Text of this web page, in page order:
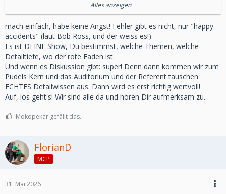
Am liebsten wäre mir ja so ein Thema wie die Vorstellung
einiger zeitgenössischer aber auch moderner Karten: Turbo,
Grafik, Soundkarten.
Wäre denn vielleicht jemand interessiert mit mir im Duo so
einen Vortrag zu machen?
Es soll ein einfacher Einblick in die Welt und die
Möglichkeiten sein, kein Vortrag für die Hardcore-Amigianer.
Mir ist schon klar, dass diese jedes Wort auf die Goldwaage
nehmen und jedes versehentlich falsch verkündete Bit
Also...hätte jemand Lust mit mir etwas zu erzählen und
auch vllt Teil seiner Hardware mit vorzustellen?
Alles anzeigen
mach einfach, habe keine Angst! Fehler gibt es nicht, nur "happy
accidents" (laut Bob Ross, und der weiss es!).
Es ist DEINE Show, Du bestimmst, welche Themen, welche
Detailtiefe, wo der rote Faden ist.
Und wenn es Diskussion gibt: super! Denn dann kommen wir zum
Pudels Kern und das Auditorium und der Referent tauschen
ECHTES Detailwissen aus. Dann wird es erst richtig wertvoll!
Auf, los geht's! Wir sind alle da und hören Dir aufmerksam zu.
Mokopekar gefällt das.
FlorianD
MCP
31. Mai 2026